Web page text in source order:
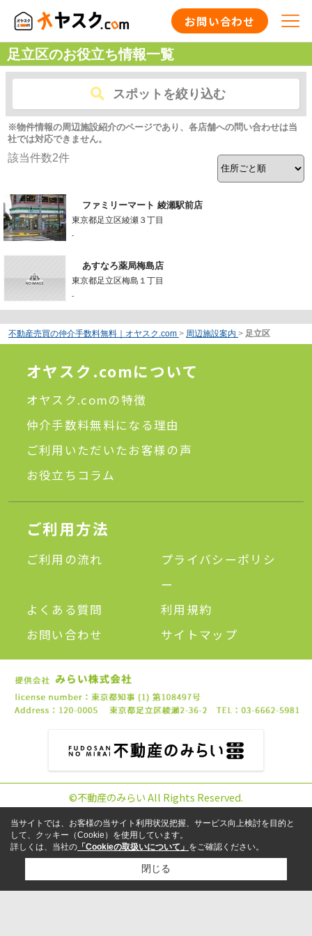
お問い合わせ
足立区のお役立ち情報一覧
スポットを絞り込む
※物件情報の周辺施設紹介のページであり、各店舗への問い合わせは当
社では対応できません。
該当件数2件
ファミリーマート 綾瀬駅前店
東京都足立区綾瀬３丁目
-
あすなろ薬局梅島店
東京都足立区梅島１丁目
-
不動産売買の仲介手数料無料｜オヤスク.com > 周辺施設案内 > 足立区
オヤスク.comについて
オヤスク.comの特徴
仲介手数料無料になる理由
ご利用いただいたお客様の声
お役立ちコラム
ご利用方法
ご利用の流れ
プライバシーポリシ
ー
よくある質問
利用規約
お問い合わせ
サイトマップ
©不動産のみらい All Rights Reserved.
当サイトでは、お客様の当サイト利用状況把握、サービス向上検討を目的と
して、クッキー（Cookie）を使用しています。
詳しくは、当社の 「Cookieの取扱いについて」 をご確認ください。
閉じる